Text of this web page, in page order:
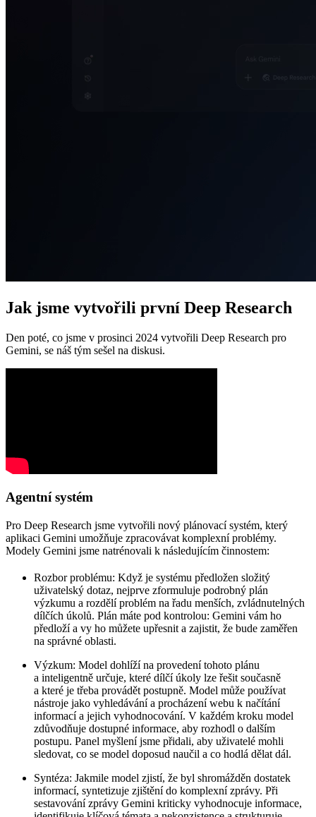
Jak jsme vytvořili první Deep Research
Den poté, co jsme v prosinci 2024 vytvořili Deep Research pro
Gemini, se náš tým sešel na diskusi.
Agentní systém
Pro Deep Research jsme vytvořili nový plánovací systém, který
aplikaci Gemini umožňuje zpracovávat komplexní problémy.
Modely Gemini jsme natrénovali k následujícím činnostem:
Rozbor problému: Když je systému předložen složitý
uživatelský dotaz, nejprve zformuluje podrobný plán
výzkumu a rozdělí problém na řadu menších, zvládnutelných
dílčích úkolů. Plán máte pod kontrolou: Gemini vám ho
předloží a vy ho můžete upřesnit a zajistit, že bude zaměřen
na správné oblasti.
Výzkum: Model dohlíží na provedení tohoto plánu
a inteligentně určuje, které dílčí úkoly lze řešit současně
a které je třeba provádět postupně. Model může používat
nástroje jako vyhledávání a procházení webu k načítání
informací a jejich vyhodnocování. V každém kroku model
zdůvodňuje dostupné informace, aby rozhodl o dalším
postupu. Panel myšlení jsme přidali, aby uživatelé mohli
sledovat, co se model doposud naučil a co hodlá dělat dál.
Syntéza: Jakmile model zjistí, že byl shromážděn dostatek
informací, syntetizuje zjištění do komplexní zprávy. Při
sestavování zprávy Gemini kriticky vyhodnocuje informace,